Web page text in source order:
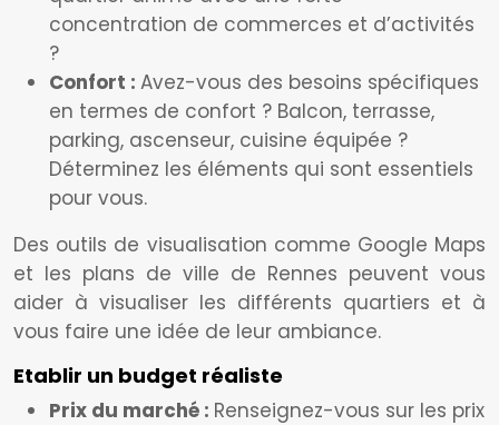
concentration de commerces et d’activités
?
Confort : Avez-vous des besoins spécifiques
en termes de confort ? Balcon, terrasse,
parking, ascenseur, cuisine équipée ?
Déterminez les éléments qui sont essentiels
pour vous.
Des outils de visualisation comme Google Maps
et les plans de ville de Rennes peuvent vous
aider à visualiser les différents quartiers et à
vous faire une idée de leur ambiance.
Etablir un budget réaliste
Prix du marché : Renseignez-vous sur les prix